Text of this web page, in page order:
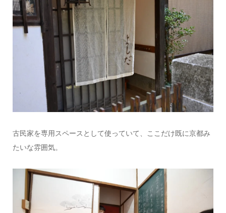
古民家を専用スペースとして使っていて、ここだけ既に京都み
たいな雰囲気。